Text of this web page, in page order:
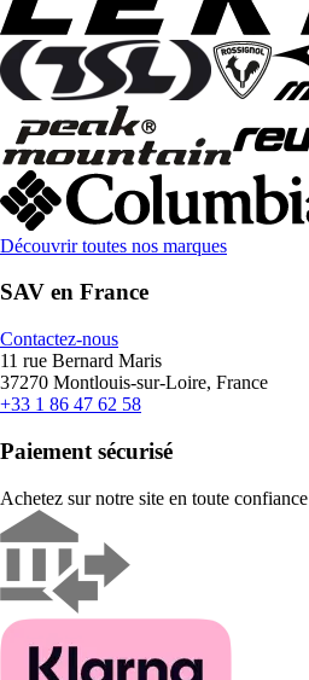
Découvrir toutes nos marques
SAV en France
Contactez-nous
11 rue Bernard Maris
37270 Montlouis-sur-Loire, France
+33 1 86 47 62 58
Paiement sécurisé
Achetez sur notre site en toute confiance